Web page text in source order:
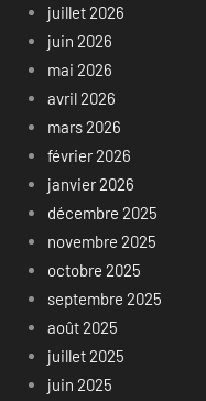
juillet 2026
juin 2026
mai 2026
avril 2026
mars 2026
février 2026
janvier 2026
décembre 2025
novembre 2025
octobre 2025
septembre 2025
août 2025
juillet 2025
juin 2025